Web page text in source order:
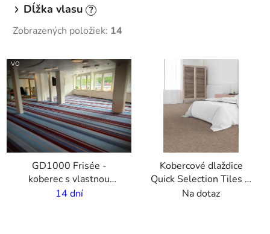
Dĺžka vlasu ?
Zobrazených položiek: 14
V
ý
p
i
s
p
r
VO
GD1000 Frisée -
koberec s vlastnou
potalčou - 6 mm vlas -14 dní
Kobercové dlaždice
Quick Selection Tiles &
Planks | 17 dizajnov
Na dotaz